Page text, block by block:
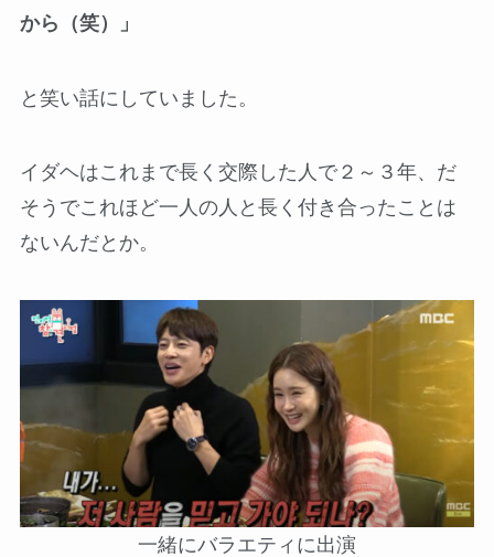
から（笑）」
と笑い話にしていました。
イダヘはこれまで長く交際した人で２～３年、だ
そうでこれほど一人の人と長く付き合ったことは
ないんだとか。
一緒にバラエティに出演